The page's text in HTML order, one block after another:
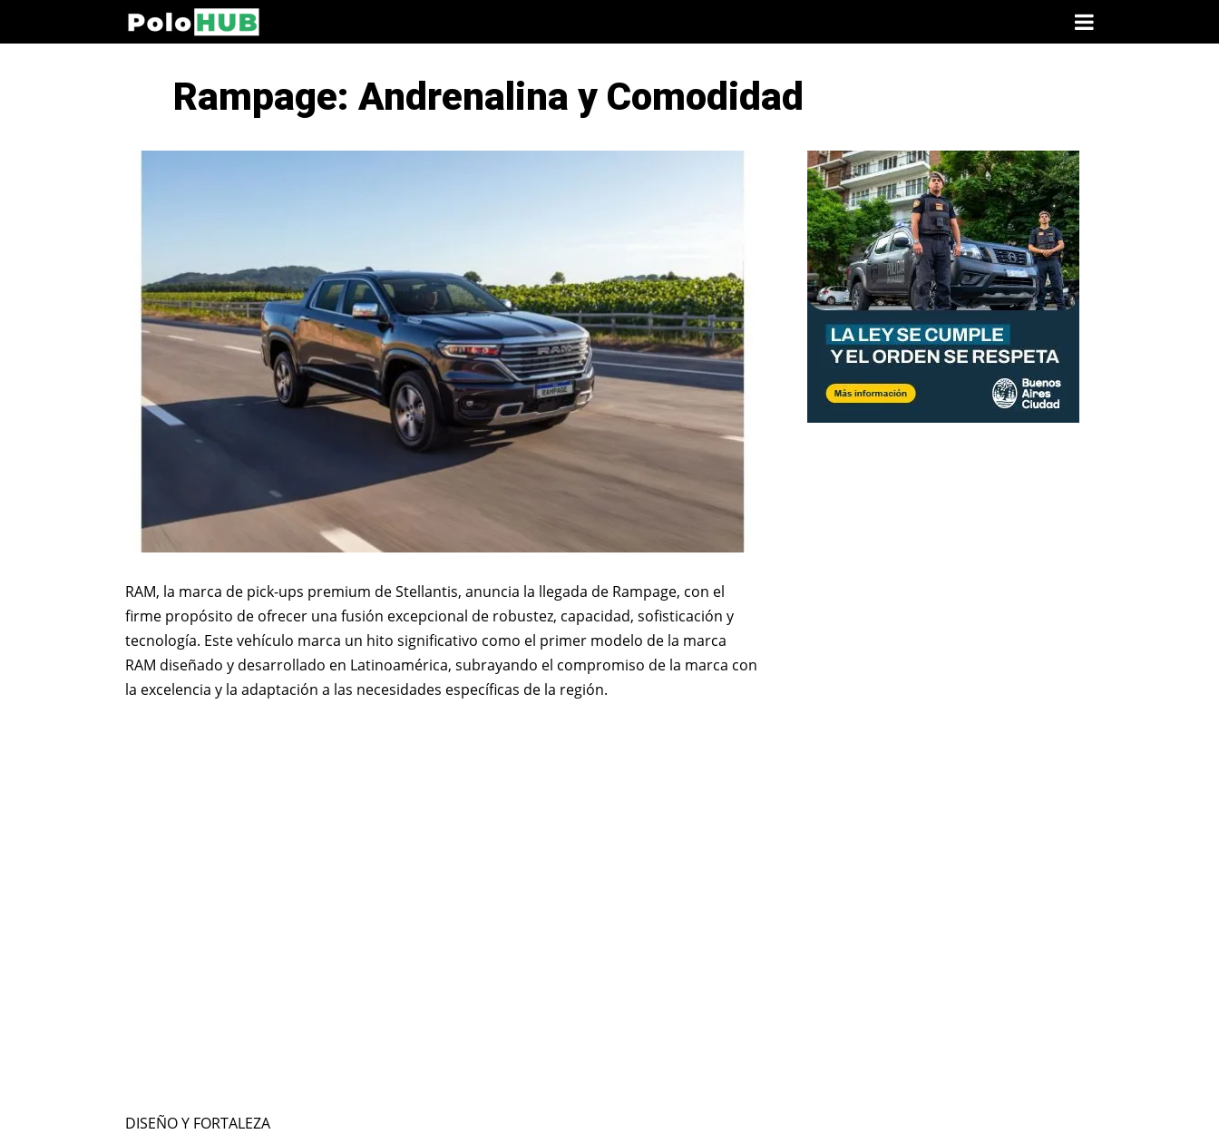
Rampage: Andrenalina y Comodidad
RAM, la marca de pick-ups premium de Stellantis, anuncia la llegada de Rampage, con el
firme propósito de ofrecer una fusión excepcional de robustez, capacidad, sofisticación y
tecnología. Este vehículo marca un hito significativo como el primer modelo de la marca
RAM diseñado y desarrollado en Latinoamérica, subrayando el compromiso de la marca con
la excelencia y la adaptación a las necesidades específicas de la región.
DISEÑO Y FORTALEZA